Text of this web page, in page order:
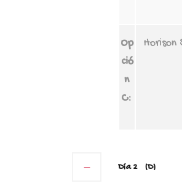
Op
ció
n
C:
Horison
Día 2 (D)